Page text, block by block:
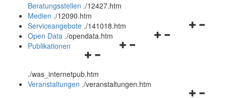
und
schließen
Beratungsstellen ./12427.htm
Medien ./12090.htm
Navigationsmenü
Serviceangebote ./141018.htm
Navigationsmenü
Open Data ./opendata.htm
Navigationsmenü
und
schließen
Publikationen
./was_internetpub.htm
Veranstaltungen ./veranstaltungen.htm